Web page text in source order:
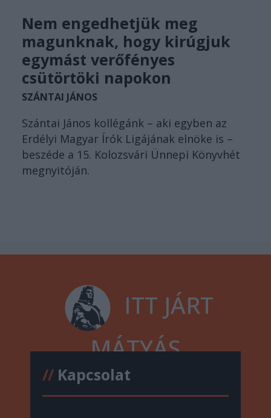
Nem engedhetjük meg
magunknak, hogy kirúgjuk
egymást verőfényes
csütörtöki napokon
SZÁNTAI JÁNOS
Szántai János kollégánk – aki egyben az
Erdélyi Magyar Írók Ligájának elnöke is –
beszéde a 15. Kolozsvári Ünnepi Könyvhét
megnyitóján.
ITT JÁRT
MÁTYÁS
//Kapcsolat